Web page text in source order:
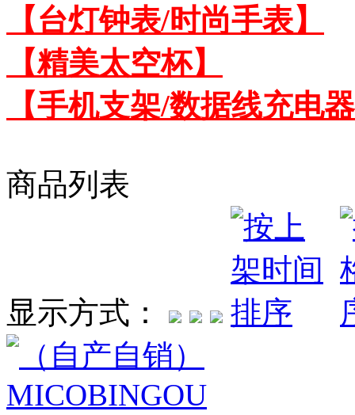
【台灯钟表/时尚手表】
【精美太空杯】
【手机支架/数据线充电
商品列表
显示方式：